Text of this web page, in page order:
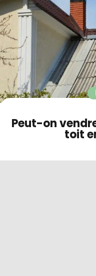
Contact
Mode sombre
Peut-on
toit